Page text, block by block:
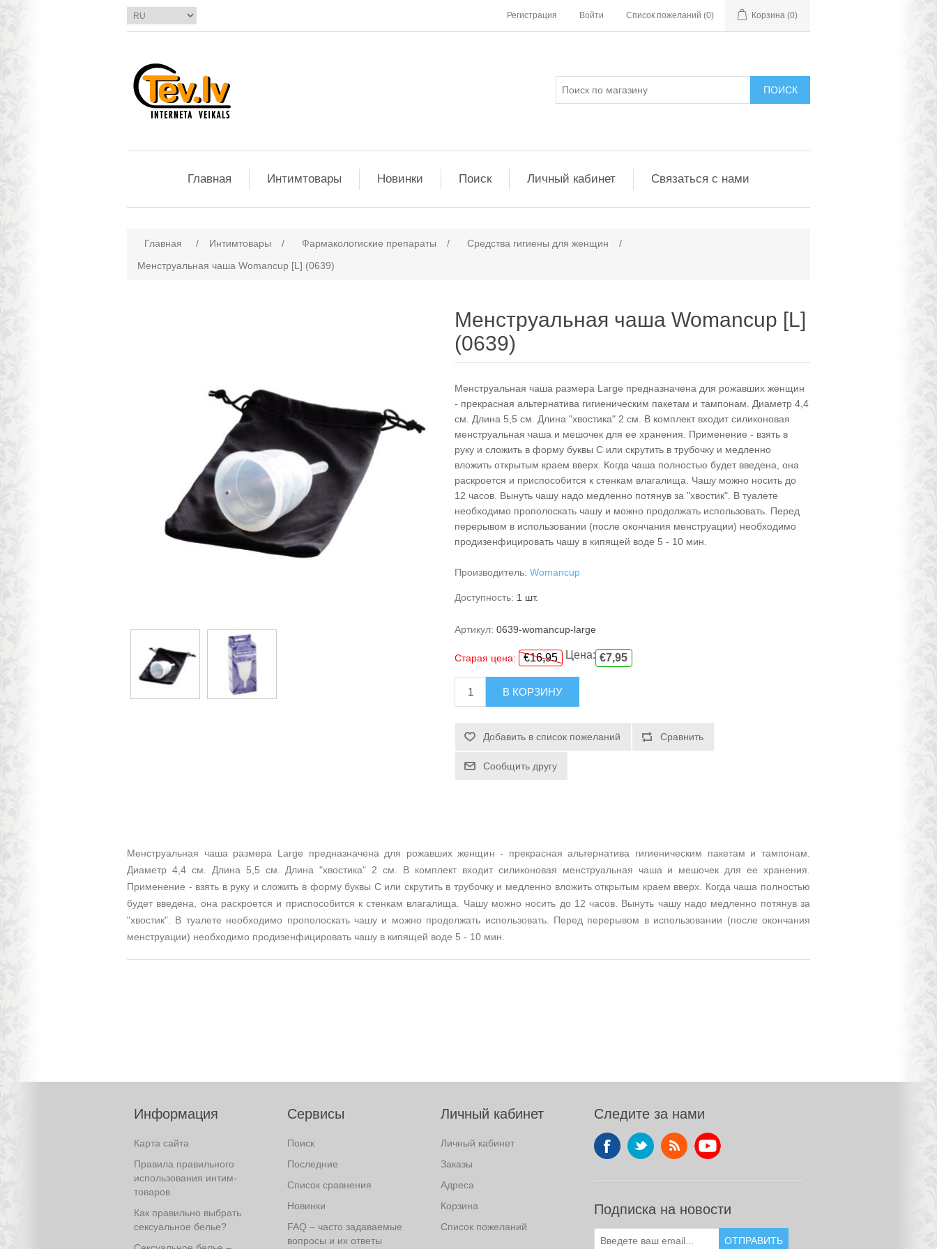
Регистрация Войти Список пожеланий (0) Корзина (0)
ПОИСК
Главная Интимтовары Новинки Поиск Личный кабинет Связаться с нами
Главная / Интимтовары / Фармакологиские препараты / Средства гигиены для женщин
/
Менструальная чаша Womancup [L] (0639)
Менструальная чаша Womancup [L]
(0639)
Менструальная чаша размера Large предназначена для рожавших женщин
- прекрасная альтернатива гигиеническим пакетам и тампонам. Диаметр 4,4
см. Длина 5,5 см. Длина "хвостика" 2 см. В комплект входит силиконовая
менструальная чаша и мешочек для ее хранения. Применение - взять в
руку и сложить в форму буквы С или скрутить в трубочку и медленно
вложить открытым краем вверх. Когда чаша полностью будет введена, она
раскроется и приспособится к стенкам влагалища. Чашу можно носить до
12 часов. Вынуть чашу надо медленно потянув за "хвостик". В туалете
необходимо прополоскать чашу и можно продолжать использовать. Перед
перерывом в использовании (после окончания менструации) необходимо
продизенфицировать чашу в кипящей воде 5 - 10 мин.
Производитель: Womancup
Доступность: 1 шт.
Артикул: 0639-womancup-large
Старая цена: €16,95 Цена: €7,95
В КОРЗИНУ
Добавить в список пожеланий Сравнить
Сообщить другу
Менструальная чаша размера Large предназначена для рожавших женщин - прекрасная альтернатива гигиеническим пакетам и тампонам.
Диаметр 4,4 см. Длина 5,5 см. Длина "хвостика" 2 см. В комплект входит силиконовая менструальная чаша и мешочек для ее хранения.
Применение - взять в руку и сложить в форму буквы С или скрутить в трубочку и медленно вложить открытым краем вверх. Когда чаша полностью
будет введена, она раскроется и приспособится к стенкам влагалища. Чашу можно носить до 12 часов. Вынуть чашу надо медленно потянув за
"хвостик". В туалете необходимо прополоскать чашу и можно продолжать использовать. Перед перерывом в использовании (после окончания
менструации) необходимо продизенфицировать чашу в кипящей воде 5 - 10 мин.
Информация
Карта сайта
Правила правильного
использования интим-
товаров
Как правильно выбрать
сексуальное белье?
Сервисы
Поиск
Последние
Список сравнения
Новинки
FAQ – часто задаваемые
вопросы и их ответы
Личный кабинет
Личный кабинет
Заказы
Адреса
Корзина
Список пожеланий
Следите за нами
Подписка на новости
ОТПРАВИТЬ